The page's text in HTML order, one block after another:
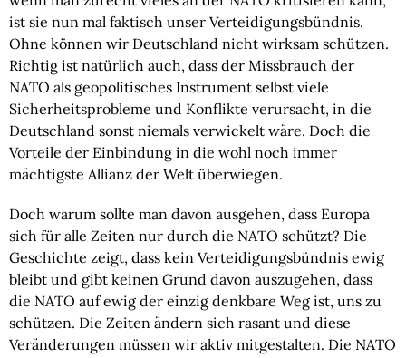
ist sie nun mal faktisch unser Verteidigungsbündnis.
Ohne können wir Deutschland nicht wirksam schützen.
Richtig ist natürlich auch, dass der Missbrauch der
NATO als geopolitisches Instrument selbst viele
Sicherheitsprobleme und Konflikte verursacht, in die
Deutschland sonst niemals verwickelt wäre. Doch die
Vorteile der Einbindung in die wohl noch immer
mächtigste Allianz der Welt überwiegen.
Doch warum sollte man davon ausgehen, dass Europa
sich für alle Zeiten nur durch die NATO schützt? Die
Geschichte zeigt, dass kein Verteidigungsbündnis ewig
bleibt und gibt keinen Grund davon auszugehen, dass
die NATO auf ewig der einzig denkbare Weg ist, uns zu
schützen. Die Zeiten ändern sich rasant und diese
Veränderungen müssen wir aktiv mitgestalten. Die NATO